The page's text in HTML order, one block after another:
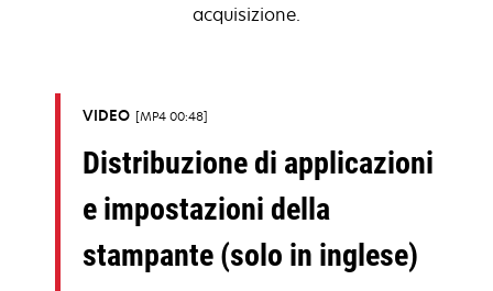
acquisizione.
VIDEO MP4 00:48
Distribuzione di applicazioni
e impostazioni della
stampante (solo in inglese)